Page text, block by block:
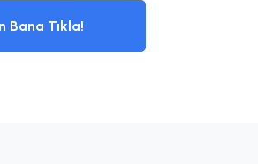
Bana Tıkla!